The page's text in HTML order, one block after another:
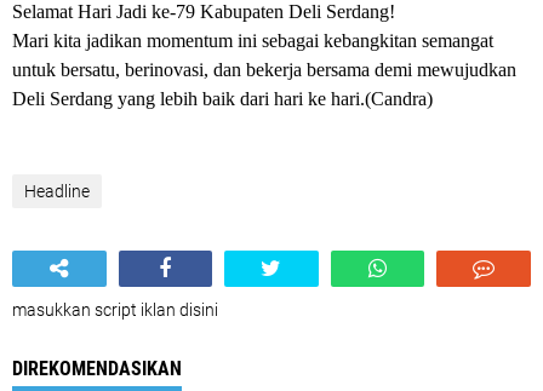
Selamat Hari Jadi ke-79 Kabupaten Deli Serdang!
Mari kita jadikan momentum ini sebagai kebangkitan semangat
untuk bersatu, berinovasi, dan bekerja bersama demi mewujudkan
Deli Serdang yang lebih baik dari hari ke hari.(Candra)
Headline
masukkan script iklan disini
DIREKOMENDASIKAN